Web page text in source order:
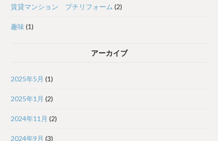
賃貸マンション プチリフォーム (2)
趣味 (1)
アーカイブ
2025年5月 (1)
2025年1月 (2)
2024年11月 (2)
2024年9月 (3)